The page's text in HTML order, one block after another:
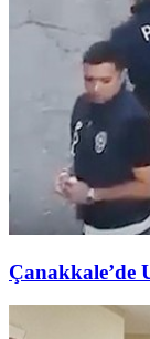
Çanakkale’de